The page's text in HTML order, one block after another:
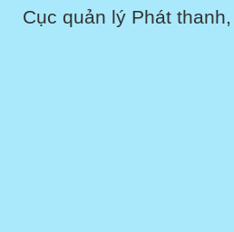
Cục quản lý Phát